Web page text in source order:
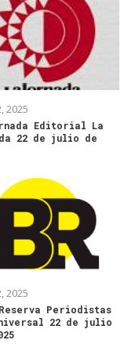
2025
Editorial La
22 de julio de
2025
Periodistas
22 de julio